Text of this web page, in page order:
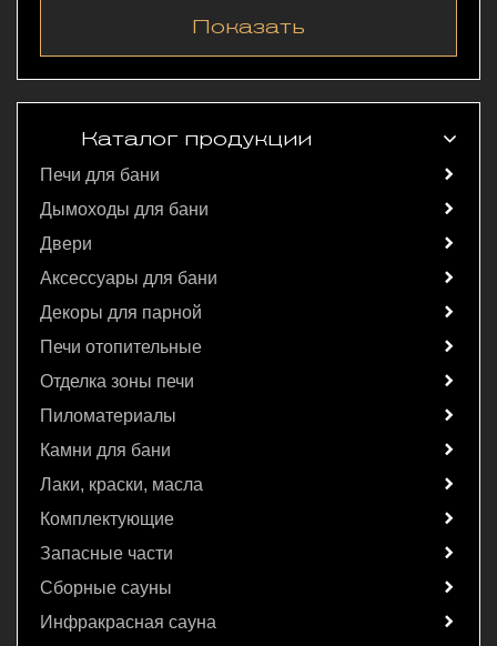
Каталог продукции
Печи для бани
Дымоходы для бани
Двери
Аксессуары для бани
Декоры для парной
Печи отопительные
Отделка зоны печи
Пиломатериалы
Камни для бани
Лаки, краски, масла
Комплектующие
Запасные части
Сборные сауны
Инфракрасная сауна